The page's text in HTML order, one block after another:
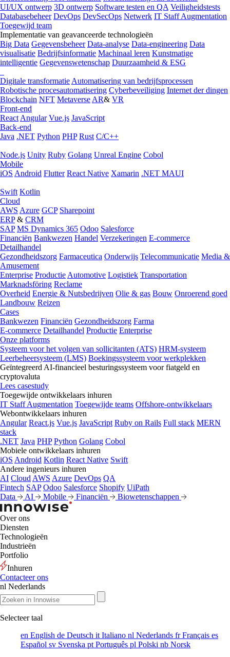
UI/UX ontwerp 3D ontwerp Software testen en QA Veiligheidstests
Databasebeheer DevOps DevSecOps Netwerk IT Staff Augmentation
Toegewijd team
Implementatie van geavanceerde technologieën
Big Data Gegevensbeheer Data-analyse Data-engineering Data
visualisatie Bedrijfsinformatie Machinaal leren Kunstmatige
intelligentie Gegevenswetenschap Duurzaamheid & ESG
Digitale transformatie Automatisering van bedrijfsprocessen
Robotische procesautomatisering Cyberbeveiliging Internet der dingen
Blockchain NFT Metaverse AR& VR
Front-end
React Angular Vue.js JavaScript
Back-end
Java .NET Python PHP Rust C/C++
Node.js Unity Ruby Golang Unreal Engine Cobol
Mobile
iOS Android Flutter React Native Xamarin .NET MAUI
Swift Kotlin
Cloud
AWS Azure GCP Sharepoint
ERP& CRM
SAP MS Dynamics 365 Odoo Salesforce
Financiën Bankwezen Handel Verzekeringen E-commerce
Detailhandel
Gezondheidszorg Farmaceutica Onderwijs Telecommunicatie Media &
Amusement
Enterprise Productie Automotive Logistiek Transportation
Marknadsföring Reclame
Overheid Energie & Nutsbedrijven Olie & gas Bouw Onroerend goed
Landbouw Reizen
Cases
Bankwezen Financiën Gezondheidszorg Farma
E-commerce Detailhandel Productie Enterprise
Onze platforms
Systeem voor het volgen van sollicitanten (ATS) HRM-systeem
Leerbeheersysteem (LMS) Boekingssysteem voor werkplekken
Geïntegreerd AI-financieel besturingssysteem voor fiatgeld en
cryptovaluta
Lees casestudy
Toegewijde ontwikkelaars inhuren
IT Staff Augmentation Toegewijde teams Offshore-ontwikkelaars
Webontwikkelaars inhuren
Angular React.js Vue.js JavaScript Ruby on Rails Full stack MERN
stack
.NET Java PHP Python Golang Cobol
Mobiele ontwikkelaars inhuren
iOS Android Kotlin React Native Swift
Andere ingenieurs inhuren
AI Cloud AWS Azure DevOps QA
Fintech SAP Odoo Salesforce Shopify UiPath
Data
AI Mobile Financiën Biowetenschappen
Over ons
Diensten
Technologieën
Industrieën
Portfolio
Inhuren
Contacteer ons
nl Nederlands
Selecteer taal
en English de Deutsch it Italiano nl Nederlands frFrançais es
Español sv Svenska pt Português pl Polski nb Norsk